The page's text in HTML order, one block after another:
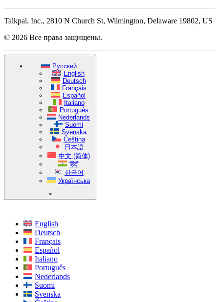
Talkpal, Inc., 2810 N Church St, Wilmington, Delaware 19802, US
© 2026 Все права защищены.
Русский
English
Deutsch
Français
Español
Italiano
Português
Nederlands
Suomi
Svenska
Čeština
日本語
中文 (简体)
हिंदी
한국어
Українська
English
Deutsch
Français
Español
Italiano
Português
Nederlands
Suomi
Svenska